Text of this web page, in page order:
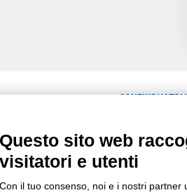
PEC:
ULTIME NEWS
RASSEGNA
Questo sito web
visitatori e utenti
Con il tuo consenso, noi e i nostri